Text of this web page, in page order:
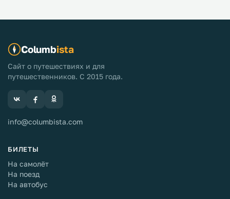
Columbista
Сайт о путешествиях и для
путешественников. С 2015 года.
info@columbista.com
БИЛЕТЫ
На самолёт
На поезд
На автобус